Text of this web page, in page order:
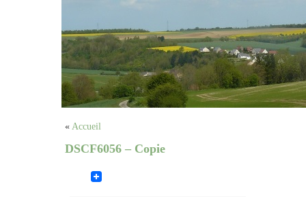
« Accueil
DSCF6056 – Copie